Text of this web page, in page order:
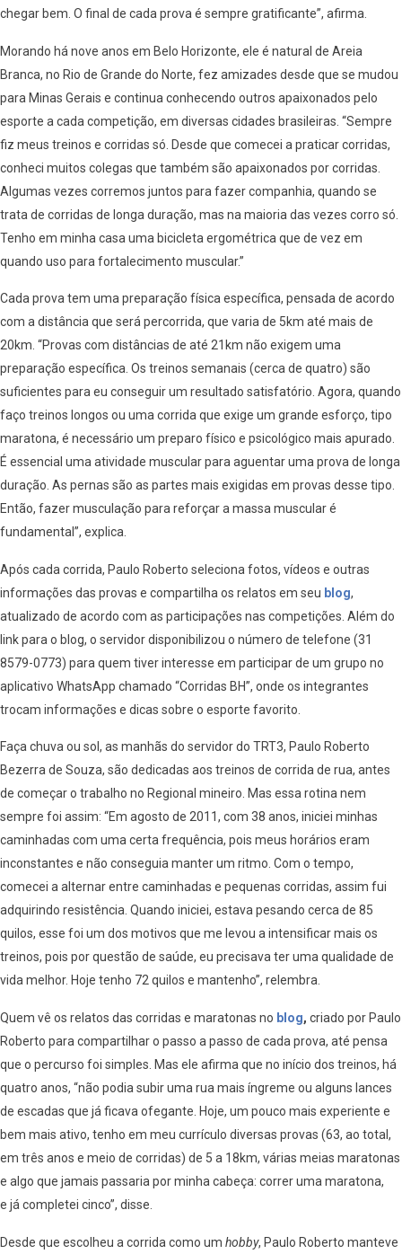
chegar bem. O final de cada prova é sempre gratificante”, afirma.
Morando há nove anos em Belo Horizonte, ele é natural de Areia
Branca, no Rio de Grande do Norte, fez amizades desde que se mudou
para Minas Gerais e continua conhecendo outros apaixonados pelo
esporte a cada competição, em diversas cidades brasileiras. “Sempre
fiz meus treinos e corridas só. Desde que comecei a praticar corridas,
conheci muitos colegas que também são apaixonados por corridas.
Algumas vezes corremos juntos para fazer companhia, quando se
trata de corridas de longa duração, mas na maioria das vezes corro só.
Tenho em minha casa uma bicicleta ergométrica que de vez em
quando uso para fortalecimento muscular.”
Cada prova tem uma preparação física específica, pensada de acordo
com a distância que será percorrida, que varia de 5km até mais de
20km. “Provas com distâncias de até 21km não exigem uma
preparação específica. Os treinos semanais (cerca de quatro) são
suficientes para eu conseguir um resultado satisfatório. Agora, quando
faço treinos longos ou uma corrida que exige um grande esforço, tipo
maratona, é necessário um preparo físico e psicológico mais apurado.
É essencial uma atividade muscular para aguentar uma prova de longa
duração. As pernas são as partes mais exigidas em provas desse tipo.
Então, fazer musculação para reforçar a massa muscular é
fundamental”, explica.
Após cada corrida, Paulo Roberto seleciona fotos, vídeos e outras
informações das provas e compartilha os relatos em seu blog,
atualizado de acordo com as participações nas competições. Além do
link para o blog, o servidor disponibilizou o número de telefone (31
8579-0773) para quem tiver interesse em participar de um grupo no
aplicativo WhatsApp chamado “Corridas BH”, onde os integrantes
trocam informações e dicas sobre o esporte favorito.
Faça chuva ou sol, as manhãs do servidor do TRT3, Paulo Roberto
Bezerra de Souza, são dedicadas aos treinos de corrida de rua, antes
de começar o trabalho no Regional mineiro. Mas essa rotina nem
sempre foi assim: “Em agosto de 2011, com 38 anos, iniciei minhas
caminhadas com uma certa frequência, pois meus horários eram
inconstantes e não conseguia manter um ritmo. Com o tempo,
comecei a alternar entre caminhadas e pequenas corridas, assim fui
adquirindo resistência. Quando iniciei, estava pesando cerca de 85
quilos, esse foi um dos motivos que me levou a intensificar mais os
treinos, pois por questão de saúde, eu precisava ter uma qualidade de
vida melhor. Hoje tenho 72 quilos e mantenho”, relembra.
Quem vê os relatos das corridas e maratonas no blog, criado por Paulo
Roberto para compartilhar o passo a passo de cada prova, até pensa
que o percurso foi simples. Mas ele afirma que no início dos treinos, há
quatro anos, “não podia subir uma rua mais íngreme ou alguns lances
de escadas que já ficava ofegante. Hoje, um pouco mais experiente e
bem mais ativo, tenho em meu currículo diversas provas (63, ao total,
em três anos e meio de corridas) de 5 a 18km, várias meias maratonas
e algo que jamais passaria por minha cabeça: correr uma maratona,
e já completei cinco”, disse.
Desde que escolheu a corrida como um hobby, Paulo Roberto manteve